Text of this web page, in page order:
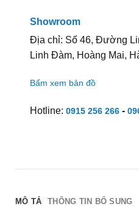
Showroom
Địa chỉ: Số 46, Đường
Linh Đàm, Hoàng Mai,
Bấm xem bản đồ
Hotline: 0915 256 266-
MÔ TẢ THÔNG TIN BỔ SUNG